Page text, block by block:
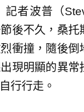
記者波普（
後不久，桑托
衝撞，隨後倒
現明顯的異常
行行走。